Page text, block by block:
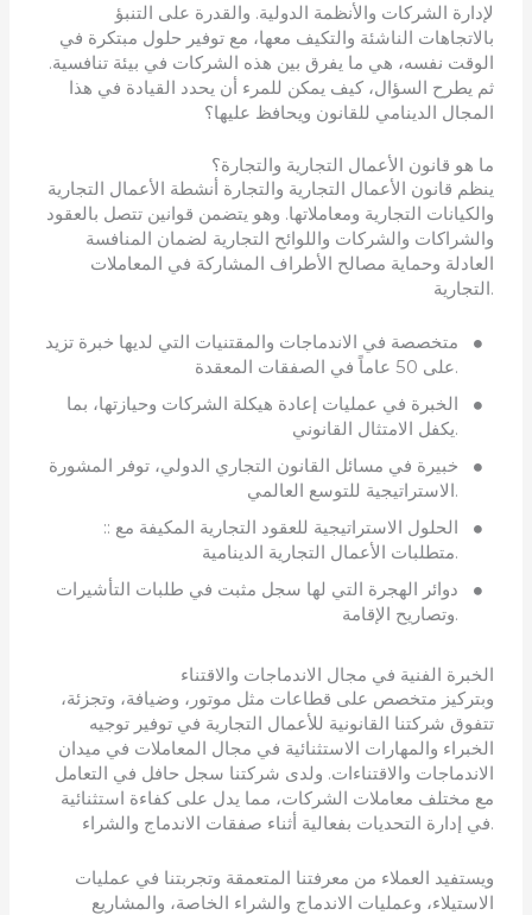
لإدارة الشركات والأنظمة الدولية. والقدرة على التنبؤ
بالاتجاهات الناشئة والتكيف معها، مع توفير حلول مبتكرة في
الوقت نفسه، هي ما يفرق بين هذه الشركات في بيئة تنافسية.
ثم يطرح السؤال، كيف يمكن للمرء أن يحدد القيادة في هذا
المجال الدينامي للقانون ويحافظ عليها؟
ما هو قانون الأعمال التجارية والتجارة؟
ينظم قانون الأعمال التجارية والتجارة أنشطة الأعمال التجارية
والكيانات التجارية ومعاملاتها. وهو يتضمن قوانين تتصل بالعقود
والشراكات والشركات واللوائح التجارية لضمان المنافسة
العادلة وحماية مصالح الأطراف المشاركة في المعاملات
التجارية.
متخصصة في الاندماجات والمقتنيات التي لديها خبرة تزيد
على 50 عاماً في الصفقات المعقدة.
الخبرة في عمليات إعادة هيكلة الشركات وحيازتها، بما
يكفل الامتثال القانوني.
خبيرة في مسائل القانون التجاري الدولي، توفر المشورة
الاستراتيجية للتوسع العالمي.
:: الحلول الاستراتيجية للعقود التجارية المكيفة مع
متطلبات الأعمال التجارية الدينامية.
دوائر الهجرة التي لها سجل مثبت في طلبات التأشيرات
وتصاريح الإقامة.
الخبرة الفنية في مجال الاندماجات والاقتناء
وبتركيز متخصص على قطاعات مثل موتور، وضيافة، وتجزئة،
تتفوق شركتنا القانونية للأعمال التجارية في توفير توجيه
الخبراء والمهارات الاستثنائية في مجال المعاملات في ميدان
الاندماجات والاقتناءات. ولدى شركتنا سجل حافل في التعامل
مع مختلف معاملات الشركات، مما يدل على كفاءة استثنائية
في إدارة التحديات بفعالية أثناء صفقات الاندماج والشراء.
ويستفيد العملاء من معرفتنا المتعمقة وتجربتنا في عمليات
الاستيلاء، وعمليات الاندماج والشراء الخاصة، والمشاريع